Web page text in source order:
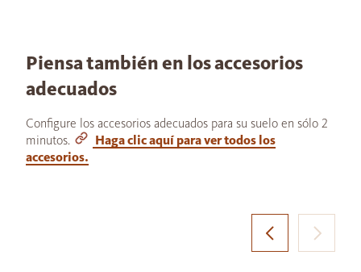
Piensa también en los accesorios
adecuados
Configure los accesorios adecuados para su suelo en sólo 2
minutos.
Haga clic aquí para ver todos los
accesorios.